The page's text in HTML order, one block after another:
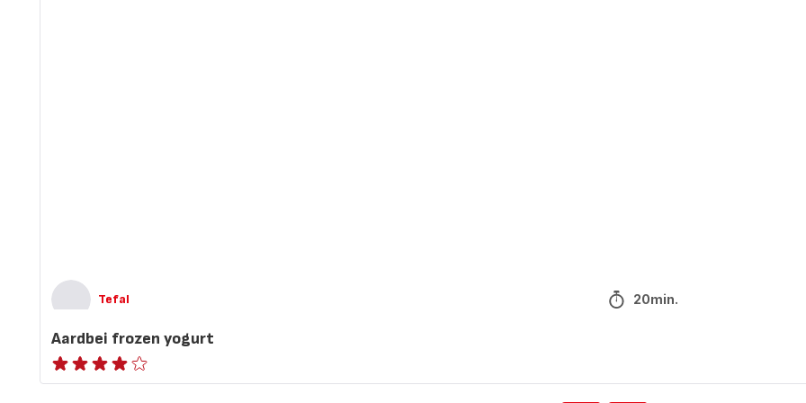
Tefal 20min.
Aardbei frozen yogurt
Beoordeling